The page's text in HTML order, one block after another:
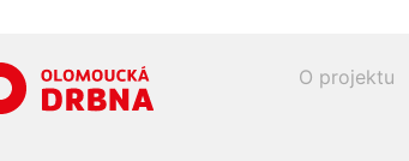
O projektu